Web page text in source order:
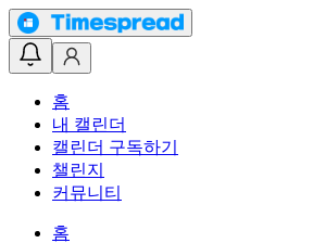
홈
내 캘린더
캘린더 구독하기
챌린지
커뮤니티
홈